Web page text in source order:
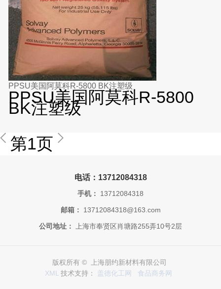
PPSU美国阿莫科R-5800 BK注塑级
PPSU美国阿莫科R-5800
BK注塑级
第1页
电话：13712084318
手机： 13712084318
邮箱： 13712084318@163.com
公司地址： 上海市奉贤区肖塘路255弄10号2层
版权所有 © 上海朋约新材料有限公司
XML
技术支持： 盖德化工网 食品商务网